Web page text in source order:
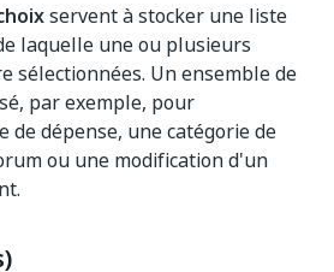
servent à stocker une liste
laquelle une ou plusieurs
sélectionnées. Un ensemble de
par exemple, pour
de dépense, une catégorie de
ou une modification d'un